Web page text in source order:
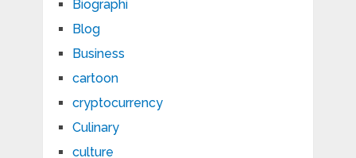
Biographi
Blog
Business
cartoon
cryptocurrency
Culinary
culture